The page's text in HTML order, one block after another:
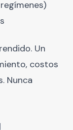
Un
costos
Nunca